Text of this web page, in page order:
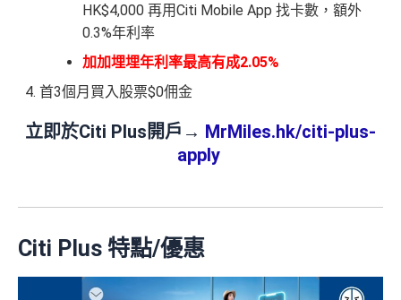
HK$4,000 再用Citi Mobile App 找卡數，額外
0.3%年利率
加加埋埋年利率最高有成2.05%
首3個月買入股票$0佣金
立即於Citi Plus開戶→ MrMiles.hk/citi-plus-
apply
Citi Plus 特點/優惠